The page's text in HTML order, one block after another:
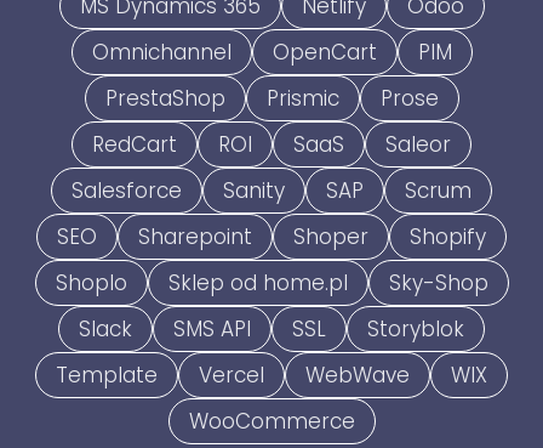
MS Dynamics 365
Netlify
Odoo
Omnichannel
OpenCart
PIM
PrestaShop
Prismic
Prose
RedCart
ROI SaaS
Saleor
Salesforce
Sanity SAP
Scrum
SEO
Sharepoint Shoper
Shopify
Shoplo
Sklep od home.pl
Sky-Shop
Slack
SMS API SSL
Storyblok
Template
Vercel WebWave
WIX
WooCommerce